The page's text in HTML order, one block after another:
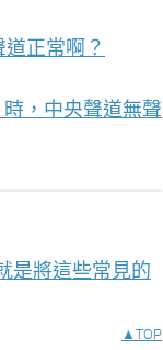
正常啊？
時，中央聲道無聲
是將這些常見的
▲TOP